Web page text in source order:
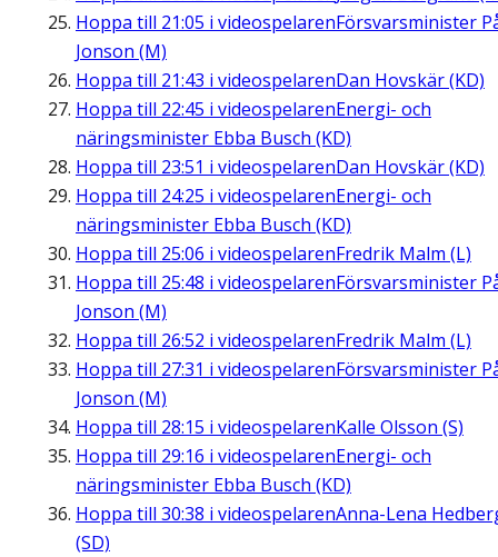
Hoppa till 21:05 i videospelarenFörsvarsminister
Jonson (M)
Hoppa till 21:43 i videospelarenDan Hovskär (KD)
Hoppa till 22:45 i videospelarenEnergi- och
näringsminister Ebba Busch (KD)
Hoppa till 23:51 i videospelarenDan Hovskär (KD)
Hoppa till 24:25 i videospelarenEnergi- och
näringsminister Ebba Busch (KD)
Hoppa till 25:06 i videospelarenFredrik Malm (L)
Hoppa till 25:48 i videospelarenFörsvarsminister
Jonson (M)
Hoppa till 26:52 i videospelarenFredrik Malm (L)
Hoppa till 27:31 i videospelarenFörsvarsminister
Jonson (M)
Hoppa till 28:15 i videospelarenKalle Olsson (S)
Hoppa till 29:16 i videospelarenEnergi- och
näringsminister Ebba Busch (KD)
Hoppa till 30:38 i videospelarenAnna-Lena
(SD)